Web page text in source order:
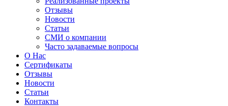
Отзывы
Новости
Статьи
СМИ о компании
Часто задаваемые вопросы
О Нас
Сертификаты
Отзывы
Новости
Статьи
Контакты